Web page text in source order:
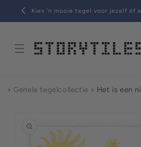
Kies 'n mooie tegel voor jezelf óf
Gehele tegelcollectie
Het is een